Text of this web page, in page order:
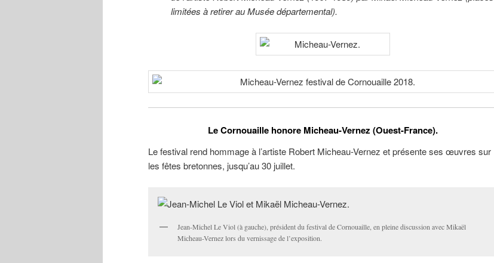
limitées à retirer au Musée départemental).
Le Cornouaille honore Micheau-Vernez (Ouest-France).
Le festival rend hommage à l’artiste Robert Micheau-Vernez et présente ses œuvres sur
les fêtes bretonnes, jusqu’au 30 juillet.
Jean-Michel Le Viol (à gauche), président du festival de Cornouaille, en pleine discussion avec Mikaël
Micheau-Vernez lors du vernissage de l’exposition.